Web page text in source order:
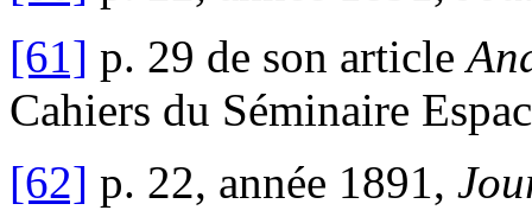
[61] p. 29 de son article
Cahiers du Séminaire
[62] p. 22, année 1891,